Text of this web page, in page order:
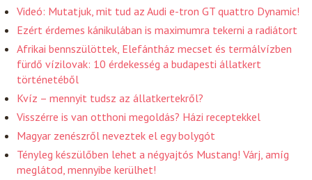
Videó: Mutatjuk, mit tud az Audi e-tron GT quattro Dynamic!
Ezért érdemes kánikulában is maximumra tekerni a radiátort
Afrikai bennszülöttek, Elefántház mecset és termálvízben
fürdő vízilovak: 10 érdekesség a budapesti állatkert
történetéből
Kvíz – mennyit tudsz az állatkertekről?
Visszérre is van otthoni megoldás? Házi receptekkel
Magyar zenészről neveztek el egy bolygót
Tényleg készülőben lehet a négyajtós Mustang! Várj, amíg
meglátod, mennyibe kerülhet!